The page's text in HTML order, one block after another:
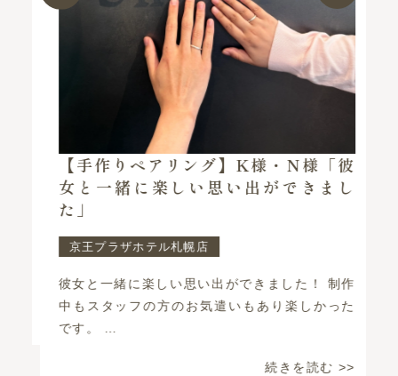
【手作りペアリング】K様・N様「彼
女と一緒に楽しい思い出ができまし
た」
京王プラザホテル札幌店
彼女と一緒に楽しい思い出ができました！ 制作
中もスタッフの方のお気遣いもあり楽しかった
です。 …
続きを読む >>